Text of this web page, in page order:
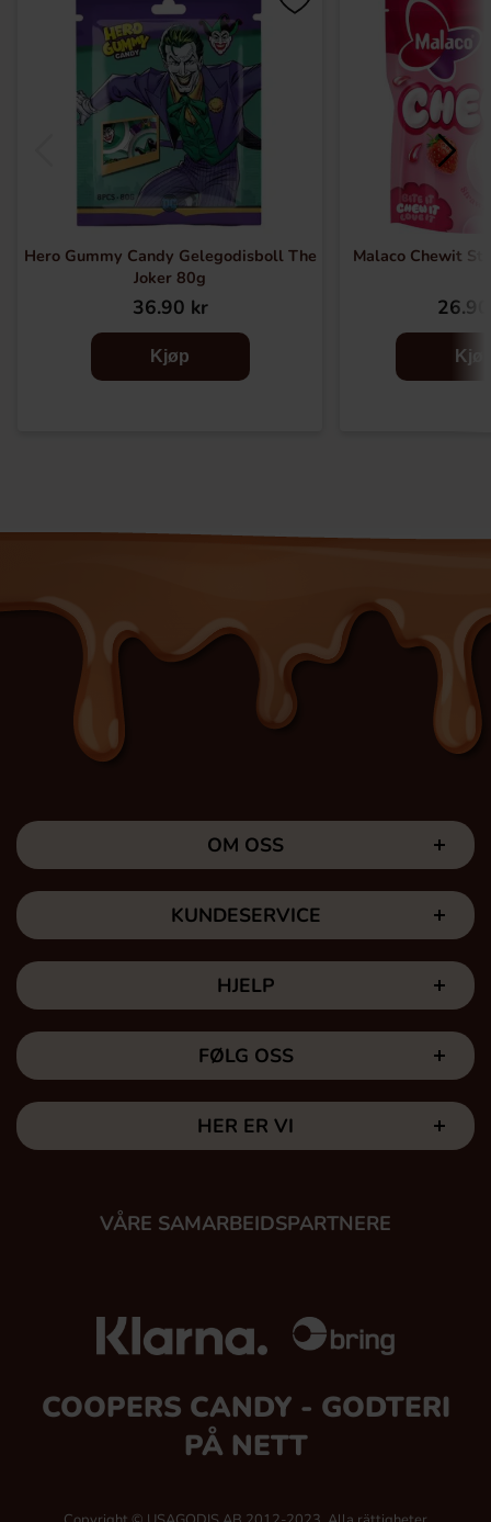
Hero Gummy Candy Gelegodisboll The
Joker 80g
36.90 kr
Kjøp
Malaco Chewit
OM OSS
KUNDESERVICE
HJELP
FØLG OSS
HER ER VI
VÅRE SAMARBEIDSPARTNERE
COOPERS CANDY - GODTERI
PÅ NETT